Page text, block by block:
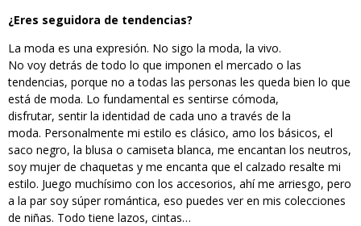
¿Eres seguidora de tendencias?
La moda es una expresión. No sigo la moda, la vivo.
No voy detrás de todo lo que imponen el mercado o las
tendencias, porque no a todas las personas les queda bien lo que
está de moda. Lo fundamental es sentirse cómoda,
disfrutar, sentir la identidad de cada uno a través de la
moda. Personalmente mi estilo es clásico, amo los básicos, el
saco negro, la blusa o camiseta blanca, me encantan los neutros,
soy mujer de chaquetas y me encanta que el calzado resalte mi
estilo. Juego muchísimo con los accesorios, ahí me arriesgo, pero
a la par soy súper romántica, eso puedes ver en mis colecciones
de niñas. Todo tiene lazos, cintas…